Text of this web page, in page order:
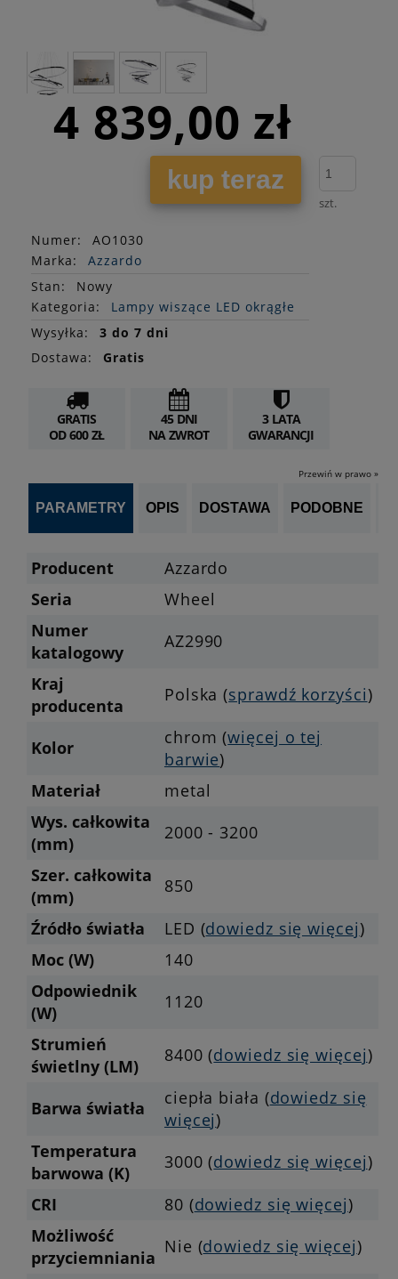
4 839,00 zł
kup teraz
szt.
Numer:
AO1030
Marka:
Azzardo
Stan:
Nowy
Kategoria:
Lampy wiszące LED okrągłe
Wysyłka:
3 do 7 dni
Dostawa:
Gratis
GRATIS
OD 600 ZŁ
45 DNI
NA ZWROT
3 LATA
GWARANCJI
Przewiń w prawo »
PARAMETRY OPIS DOSTAWA PODOBNE
Producent
Azzardo
Seria
Wheel
Numer
katalogowy
AZ2990
Kraj
producenta
Polska (sprawdź korzyści)
Kolor chrom (więcej o tej
barwie)
Materiał
metal
Wys. całkowita
(mm)
2000 - 3200
Szer. całkowita
(mm)
850
Źródło światła
LED (dowiedz się więcej)
Moc (W)
140
Odpowiednik
(W)
1120
Strumień
świetlny (LM)
8400 (dowiedz się więcej)
Barwa światła ciepła biała (dowiedz się
więcej)
Temperatura
barwowa (K)
3000 (dowiedz się więcej)
CRI
80 (dowiedz się więcej)
Możliwość
przyciemniania
Nie (dowiedz się więcej)